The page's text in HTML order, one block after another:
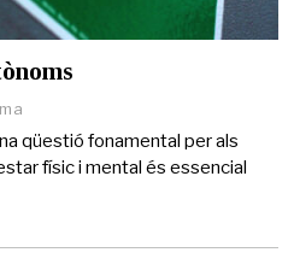
qüestió fonamental per als
físic i mental és essencial